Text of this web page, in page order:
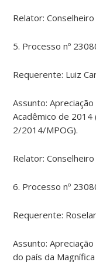
Relator:
5. Processo nº
Requerente: Luiz
Assunto:
Acadêmico de 2014
2/2014/MPOG).
Relator:
6. Processo nº
Requerente:
Assunto:
do país da